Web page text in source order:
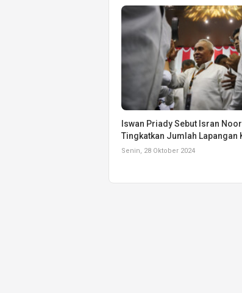
Iswan Priady Sebut Isran
Tingkatkan Jumlah Lapangan
Senin, 28 Oktober 2024